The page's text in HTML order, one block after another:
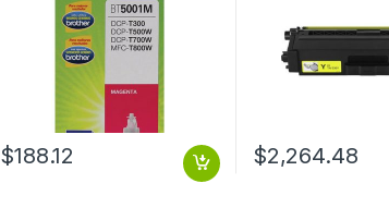
$188.12 $2,264.48